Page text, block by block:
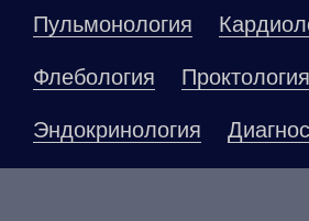
Пульмонология
Флебология Проктология
Эндокринология